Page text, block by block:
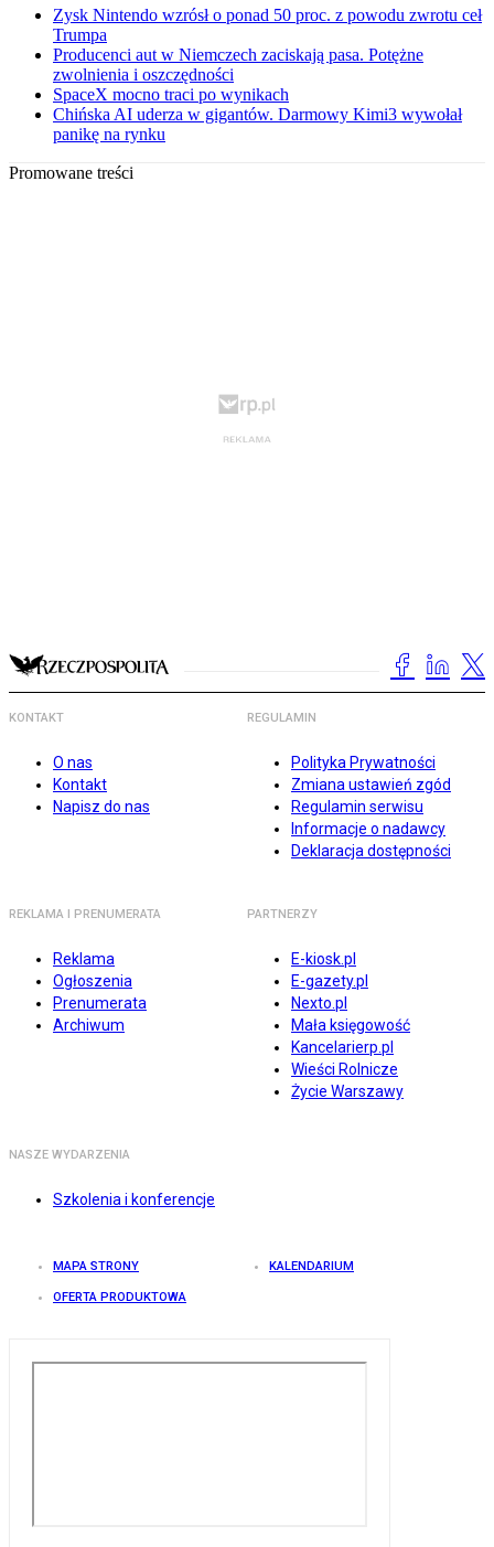
Zysk Nintendo wzrósł o ponad 50 proc. z powodu zwrotu ceł
Trumpa
Producenci aut w Niemczech zaciskają pasa. Potężne
zwolnienia i oszczędności
SpaceX mocno traci po wynikach
Chińska AI uderza w gigantów. Darmowy Kimi3 wywołał
panikę na rynku
Promowane treści
KONTAKT
O nas
Kontakt
Napisz do nas
REGULAMIN
Polityka Prywatności
Zmiana ustawień zgód
Regulamin serwisu
Informacje o nadawcy
Deklaracja dostępności
REKLAMA I PRENUMERATA
Reklama
Ogłoszenia
Prenumerata
Archiwum
PARTNERZY
E-kiosk.pl
E-gazety.pl
Nexto.pl
Mała księgowość
Kancelarierp.pl
Wieści Rolnicze
Życie Warszawy
NASZE WYDARZENIA
Szkolenia i konferencje
MAPA STRONY KALENDARIUM
OFERTA PRODUKTOWA